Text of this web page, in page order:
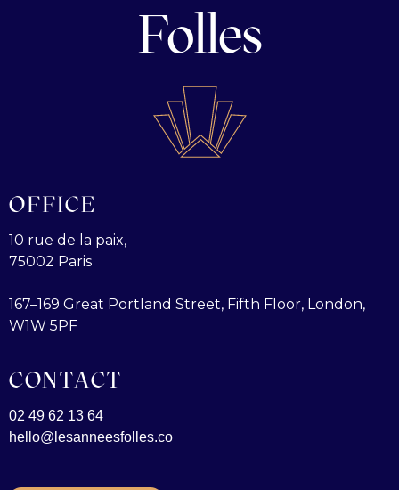
Folles
OFFICE
10 rue de la paix,
75002 Paris
167–169 Great Portland Street, Fifth Floor, London,
W1W 5PF
CONTACT
02 49 62 13 64
hello@lesanneesfolles.co